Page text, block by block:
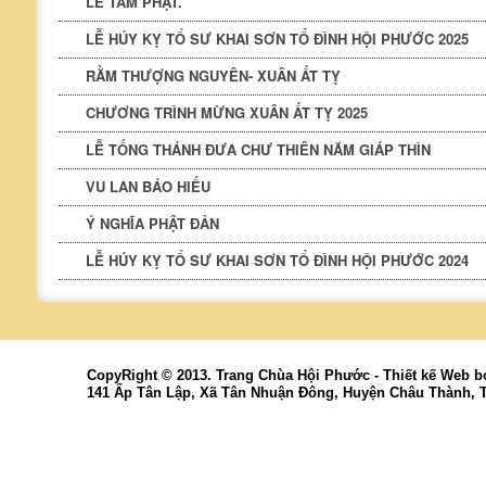
LỄ HÚY KỴ TỔ SƯ KHAI SƠN TỔ ĐÌNH HỘI PHƯỚC 2025
RẰM THƯỢNG NGUYÊN- XUÂN ẤT TỴ
CHƯƠNG TRÌNH MỪNG XUÂN ẤT TỴ 2025
LỄ TỐNG THÁNH ĐƯA CHƯ THIÊN NĂM GIÁP THÌN
VU LAN BÁO HIẾU
Ý NGHĨA PHẬT ĐẢN
LỄ HÚY KỴ TỔ SƯ KHAI SƠN TỔ ĐÌNH HỘI PHƯỚC 2024
CopyRight © 2013. Trang Chùa Hội Phước - Thiết kế Web
141 Ấp Tân Lập, Xã Tân Nhuận Đông, Huyện Châu Thành,